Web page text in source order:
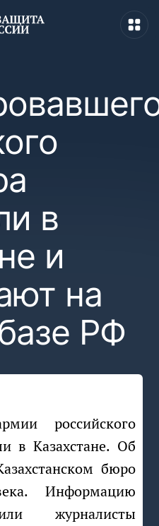
в
и
на
РФ
в Казахстане. Об
бюро
Информацию
журналисты